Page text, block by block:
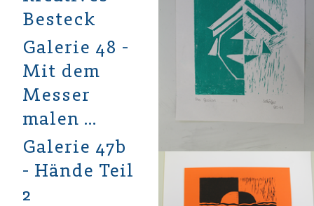
Besteck
Galerie 48 -
Mit dem
Messer
malen …
Galerie 47b
- Hände Teil
2